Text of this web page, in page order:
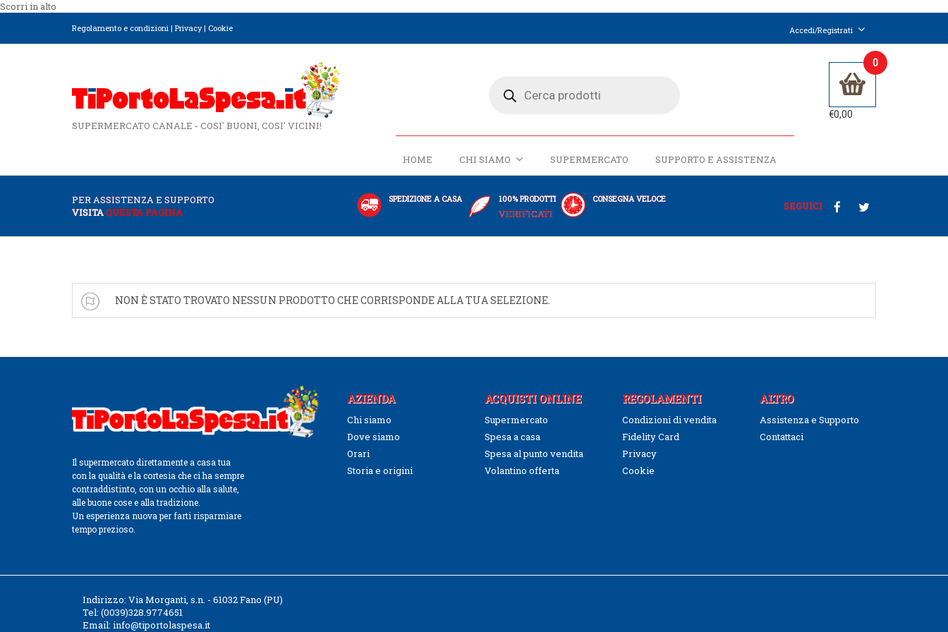
Scorri in alto
Regolamento e condizioni | Privacy| Cookie Accedi/Registrati
SUPERMERCATO CANALE - COSI' BUONI, COSI' VICINI!
HOME CHI SIAMO SUPERMERCATO SUPPORTO E ASSISTENZA
0
€0,00
PER ASSISTENZA E SUPPORTO
VISITAQUESTA PAGINA
SPEDIZIONE A CASA 100% PRODOTTI
VERIFICATI
CONSEGNA VELOCE
SEGUICI
NON È STATO TROVATO NESSUN PRODOTTO CHE CORRISPONDE ALLA TUA SELEZIONE.
Il supermercato direttamente a casa tua
con la qualità e la cortesia che ci ha sempre
contraddistinto, con un occhio alla salute,
alle buone cose e alla tradizione.
Un esperienza nuova per farti risparmiare
tempo prezioso.
AZIENDA
Chi siamo
Dove siamo
Orari
Storia e origini
ACQUISTI ONLINE
Supermercato
Spesa a casa
Spesa al punto vendita
Volantino offerta
REGOLAMENTI
Condizioni di vendita
Fidelity Card
Privacy
Cookie
ALTRO
Assistenza e Supporto
Contattaci
Indirizzo: Via Morganti, s.n. - 61032 Fano (PU)
Tel: (0039)328.9774651
Email: info@tiportolaspesa.it